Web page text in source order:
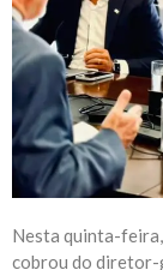
Nesta quinta-feira,
cobrou do diretor-